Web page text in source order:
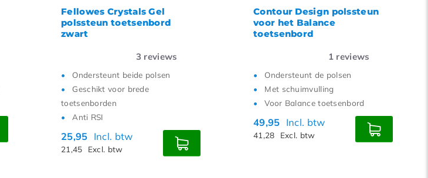
Fellowes Crystals Gel
polssteun toetsenbord
zwart
3 reviews
Ondersteunt beide polsen
Geschikt voor brede
toetsenborden
Anti RSI
25,95 Incl. btw
21,45 Excl. btw
Contour Design polssteun
voor het Balance
toetsenbord
1 reviews
Ondersteunt de polsen
Met schuimvulling
Voor Balance toetsenbord
49,95 Incl. btw
41,28 Excl. btw